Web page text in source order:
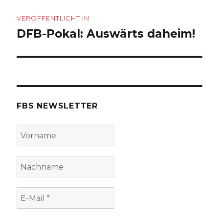
VERÖFFENTLICHT IN
DFB-Pokal: Auswärts daheim!
FBS NEWSLETTER
Mail